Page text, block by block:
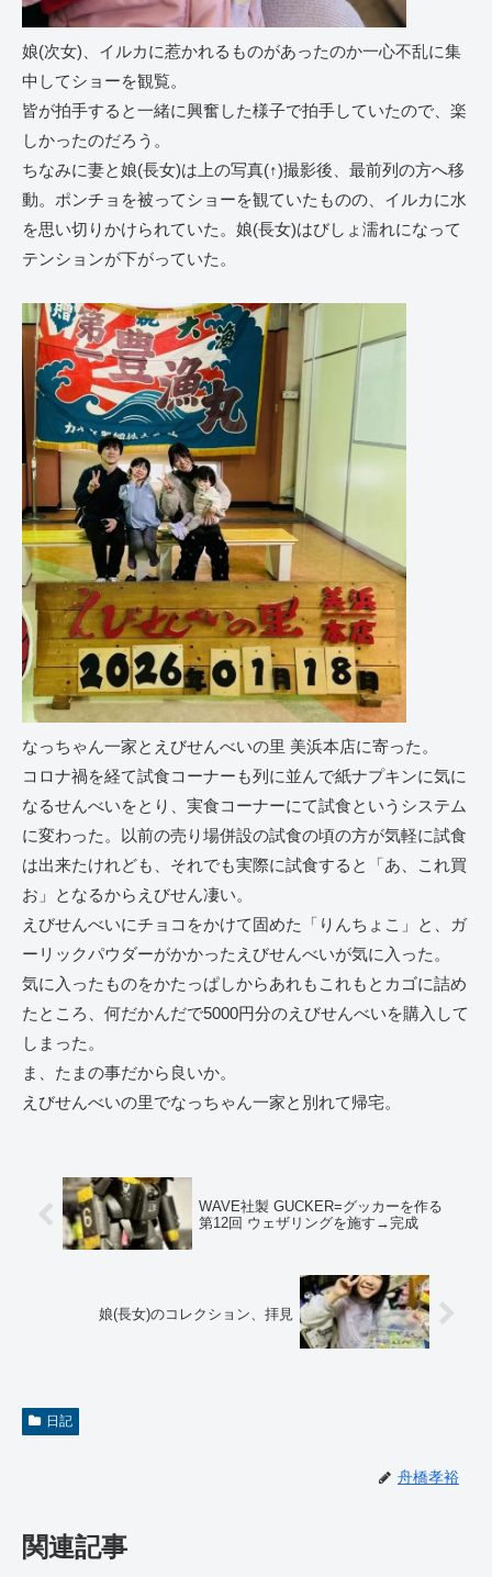
娘(次女)、イルカに惹かれるものがあったのか一心不乱に集
中してショーを観覧。
皆が拍手すると一緒に興奮した様子で拍手していたので、楽
しかったのだろう。
ちなみに妻と娘(長女)は上の写真(↑)撮影後、最前列の方へ移
動。ポンチョを被ってショーを観ていたものの、イルカに水
を思い切りかけられていた。娘(長女)はびしょ濡れになって
テンションが下がっていた。
なっちゃん一家とえびせんべいの里 美浜本店に寄った。
コロナ禍を経て試食コーナーも列に並んで紙ナプキンに気に
なるせんべいをとり、実食コーナーにて試食というシステム
に変わった。以前の売り場併設の試食の頃の方が気軽に試食
は出来たけれども、それでも実際に試食すると「あ、これ買
お」となるからえびせん凄い。
えびせんべいにチョコをかけて固めた「りんちょこ」と、ガ
ーリックパウダーがかかったえびせんべいが気に入った。
気に入ったものをかたっぱしからあれもこれもとカゴに詰め
たところ、何だかんだで5000円分のえびせんべいを購入して
しまった。
ま、たまの事だから良いか。
えびせんべいの里でなっちゃん一家と別れて帰宅。
WAVE社製 GUCKER=グッカーを作る
第12回 ウェザリングを施す→完成
娘(長女)のコレクション、拝見
日記
舟橋孝裕
関連記事